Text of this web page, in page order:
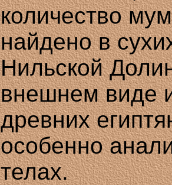
количество
найдено в
Нильской
внешнем виде
древних
особенно
телах.